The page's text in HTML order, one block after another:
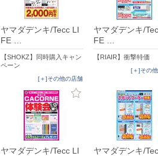
ヤマダデンキ/Tecc LI
FE …
【SHOKZ】同時購入キャン
ペーン
[＋]その他の店舗
ヤマダデンキ/
FE …
【RIAIR】衝撃特価
[＋]その
ヤマダデンキ/Tecc LI
ヤマダデンキ/